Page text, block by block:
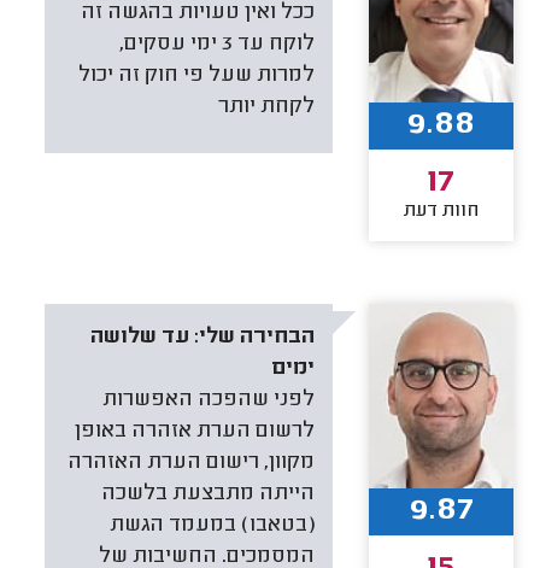
ככל ואין טעויות בהגשה זה
לוקח עד 3 ימי עסקים,
למרות שעל פי חוק זה יכול
לקחת יותר
9.88
17
חוות דעת
הבחירה שלי: עד שלושה
ימים
לפני שהפכה האפשרות
לרשום הערת אזהרה באופן
מקוון, רישום הערת האזהרה
הייתה מתבצעת בלשכה
(בטאבו) במעמד הגשת
המסמכים. החשיבות של
9.87